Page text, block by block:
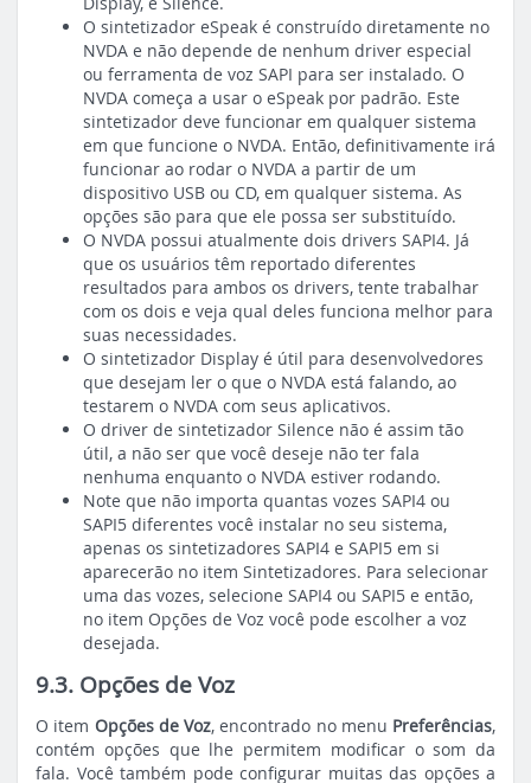
O sintetizador eSpeak é construído diretamente no
NVDA e não depende de nenhum driver especial
ou ferramenta de voz SAPI para ser instalado. O
NVDA começa a usar o eSpeak por padrão. Este
sintetizador deve funcionar em qualquer sistema
em que funcione o NVDA. Então, definitivamente irá
funcionar ao rodar o NVDA a partir de um
dispositivo USB ou CD, em qualquer sistema. As
opções são para que ele possa ser substituído.
O NVDA possui atualmente dois drivers SAPI4. Já
que os usuários têm reportado diferentes
resultados para ambos os drivers, tente trabalhar
com os dois e veja qual deles funciona melhor para
suas necessidades.
O sintetizador Display é útil para desenvolvedores
que desejam ler o que o NVDA está falando, ao
testarem o NVDA com seus aplicativos.
O driver de sintetizador Silence não é assim tão
útil, a não ser que você deseje não ter fala
nenhuma enquanto o NVDA estiver rodando.
Note que não importa quantas vozes SAPI4 ou
SAPI5 diferentes você instalar no seu sistema,
apenas os sintetizadores SAPI4 e SAPI5 em si
aparecerão no item Sintetizadores. Para selecionar
uma das vozes, selecione SAPI4 ou SAPI5 e então,
no item Opções de Voz você pode escolher a voz
desejada.
9.3. Opções de Voz
O item Opções de Voz, encontrado no menu Preferências,
contém opções que lhe permitem modificar o som da
fala. Você também pode configurar muitas das opções a